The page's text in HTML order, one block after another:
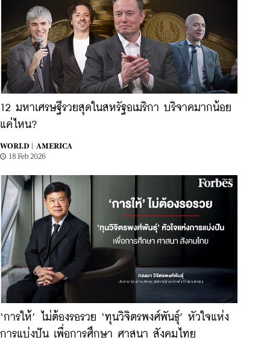
12 มหาเศรษฐีรวยสุดในสหรัฐอเมริกา บริจาคมากน้อย
แค่ไหน?
WORLD |
AMERICA
18 Feb 2026
‘การให้’ ไม่ต้องรอรวย ‘ทุนวิจิตรพงศ์พันธุ์’ หัวใจแห่ง
การแบ่งปัน เพื่อการศึกษา ศาสนา สังคมไทย